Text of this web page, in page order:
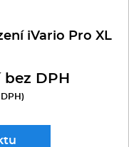
iVario Pro XL
DPH
DPH)